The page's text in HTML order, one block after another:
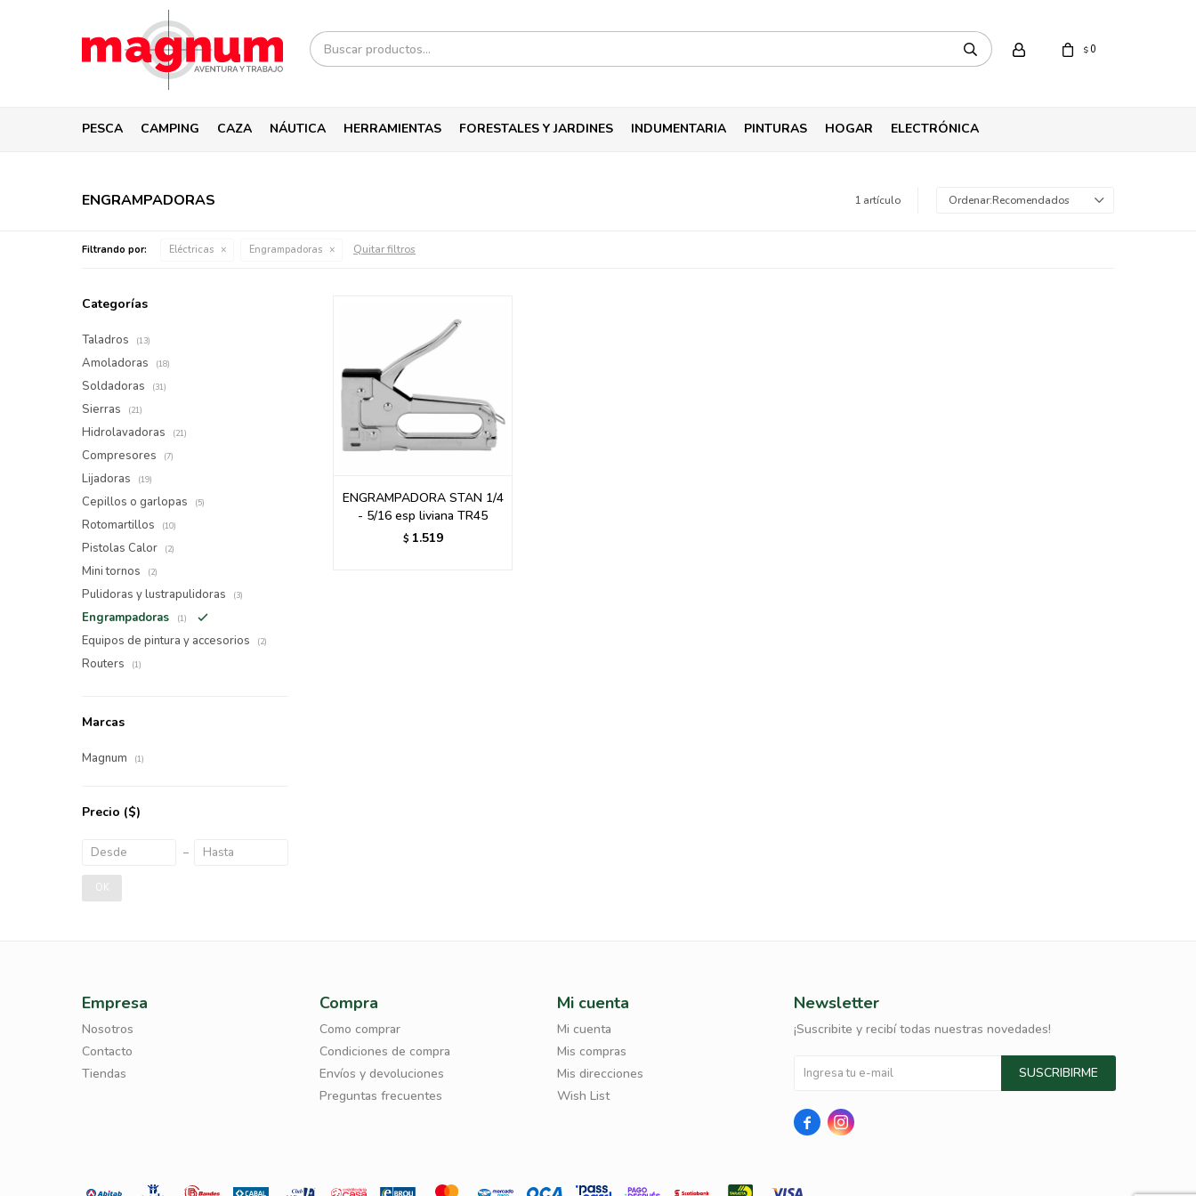
PESCA CAMPING CAZA NÁUTICA HERRAMIENTAS FORESTALES Y JARDINES INDUMENTARIA PINTURAS HOGAR ELECTRÓNICA
$ 0
ENGRAMPADORAS 1 artículo Recomendados
Filtrando por: Eléctricas Engrampadoras Quitar filtros
ENGRAMPADORA STAN 1/4
- 5/16 esp liviana TR45
$ 1.519
Categorías
Taladros (13)
Amoladoras (18)
Soldadoras (31)
Sierras (21)
Hidrolavadoras (21)
Compresores (7)
Lijadoras (19)
Cepillos o garlopas (5)
Rotomartillos (10)
Pistolas Calor (2)
Mini tornos (2)
Pulidoras y lustrapulidoras (3)
Engrampadoras (1)
Equipos de pintura y accesorios (2)
Routers (1)
Marcas
Magnum (1)
Precio ($)
OK
Empresa
Nosotros
Contacto
Tiendas
Compra
Como comprar
Condiciones de compra
Envíos y devoluciones
Preguntas frecuentes
Mi cuenta
Mi cuenta
Mis compras
Mis direcciones
Wish List
Newsletter
¡Suscribite y recibí todas nuestras novedades!
SUSCRIBIRME
 